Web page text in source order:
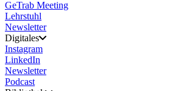
GeTrab Meeting
Lehrstuhl
Newsletter
Digitales
Instagram
LinkedIn
Newsletter
Podcast